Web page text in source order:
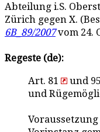
Abteilung i.S.
Zürich gegen X.
6B_89/2007vom 24.
Regeste (de):
Art. 81 und 95
und